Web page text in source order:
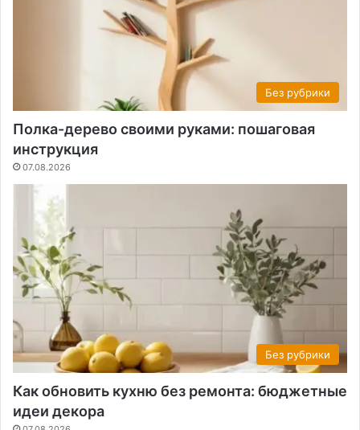
Без рубрики
Полка-дерево своими руками: пошаговая
инструкция
07.08.2026
Без рубрики
Как обновить кухню без ремонта: бюджетные
идеи декора